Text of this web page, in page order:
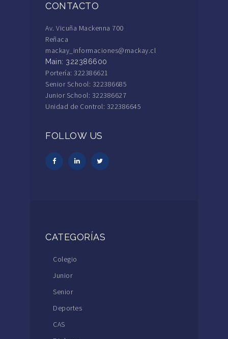
CONTACTO
Av. Vicuña Mackenna 700
Reñaca
mackay_informaciones@mackay.cl
Main: 322386600
Portería: 322386621
Senior School: 322386685
Junior School: 322386627
Unidad de Control: 322386645
FOLLOW US
CATEGORÍAS
Colegio
Junior
Senior
Deportes
CAS